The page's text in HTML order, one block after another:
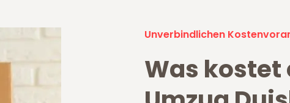
Unverbindlichen
Was kostet